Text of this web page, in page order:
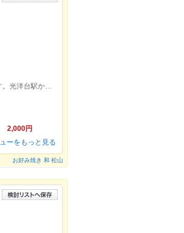
国道347号線光洋台交差点を今治方面へ直進800m、右手にあります。光洋台駅からは徒歩7分です。
2,000円
ーをもっと見る
お好み焼き 和 松山